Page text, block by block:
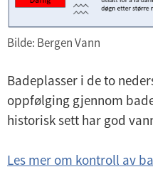
Bilde: Bergen Vann
Badeplasser i de to
oppfølging gjennom
historisk sett har god
Les mer om kontroll av